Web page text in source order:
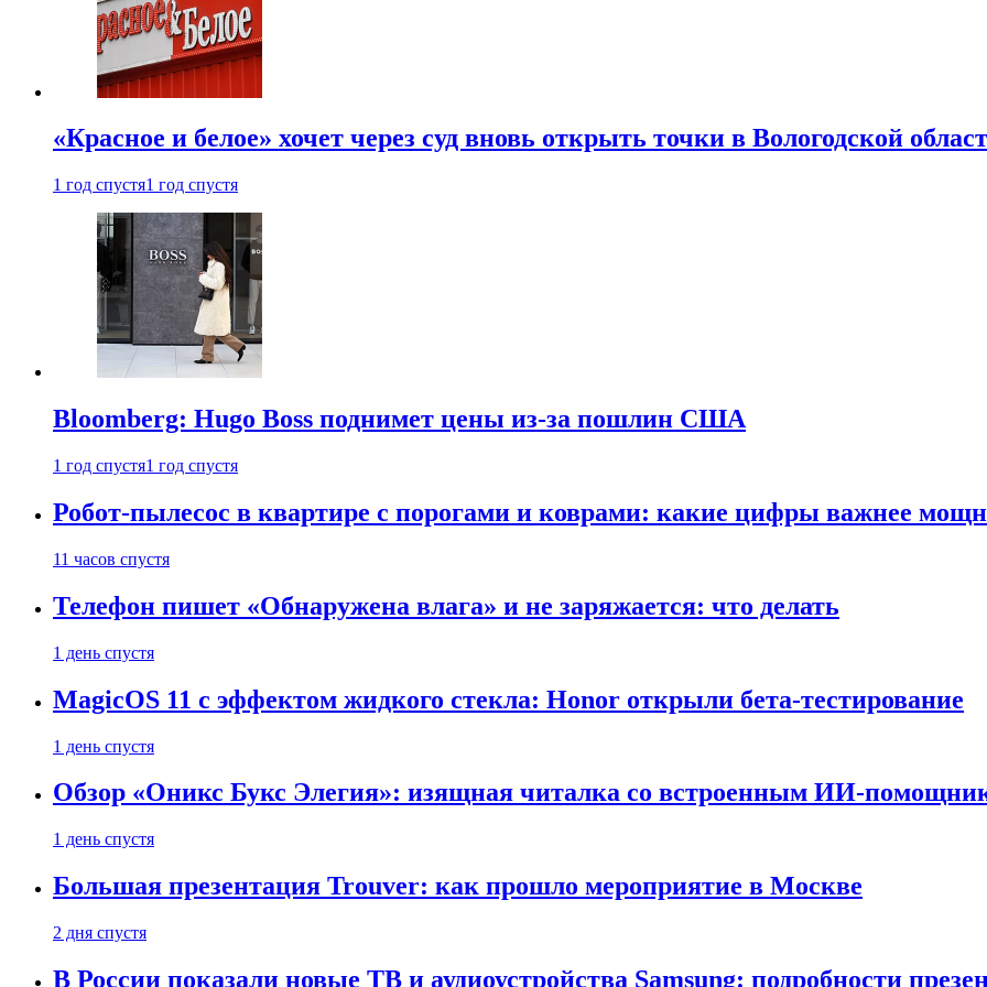
«Красное и белое» хочет через суд вновь открыть точки в Вологодской
1 год спустя1 год спустя
Bloomberg: Hugo Boss поднимет цены из-за пошлин США
1 год спустя1 год спустя
Робот-пылесос в квартире с порогами и коврами: какие цифры важнее
11 часов спустя
Телефон пишет «Обнаружена влага» и не заряжается: что делать
1 день спустя
MagicOS 11 с эффектом жидкого стекла: Honor открыли бета-тестирование
1 день спустя
Обзор «Оникс Букс Элегия»: изящная читалка со встроенным ИИ-
1 день спустя
Большая презентация Trouver: как прошло мероприятие в Москве
2 дня спустя
В России показали новые ТВ и аудиоустройства Samsung: подробности